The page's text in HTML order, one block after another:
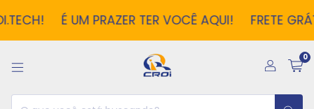
É UM PRAZER TER VOCÊ AQUI! FRETE
0